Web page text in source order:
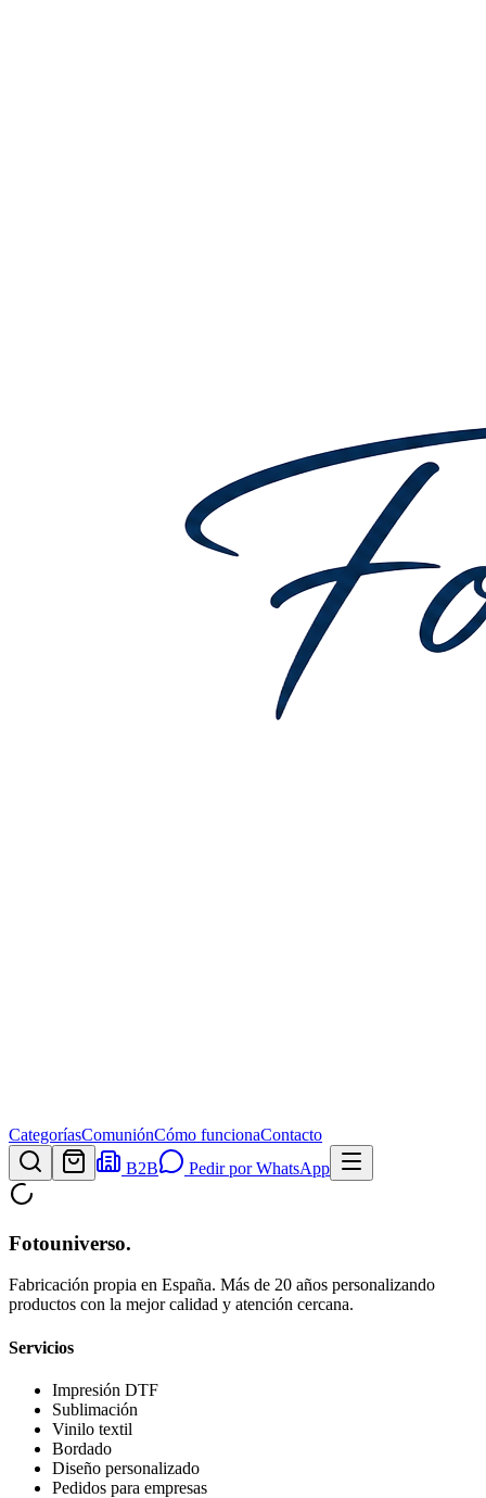
CategoríasComuniónCómo funcionaContacto
B2B
Pedir por WhatsApp
Fotouniverso.
Fabricación propia en España. Más de 20 años personalizando
productos con la mejor calidad y atención cercana.
Servicios
Impresión DTF
Sublimación
Vinilo textil
Bordado
Diseño personalizado
Pedidos para empresas